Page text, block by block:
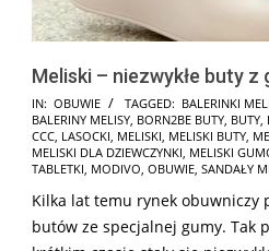
Meliski – niezwykłe buty z
2025-
01-
27
IN: OBUWIE TAGGED: BALERINKI
BALERINY MELISY, BORN2BE BUTY, BUTY,
CCC, LASOCKI, MELISKI, MELISKI BUTY,
MELISKI DLA DZIEWCZYNKI, MELISKI
TABLETKI, MODIVO, OBUWIE, SANDAŁY
Kilka lat temu rynek obuwniczy
butów ze specjalnej gumy. Tak